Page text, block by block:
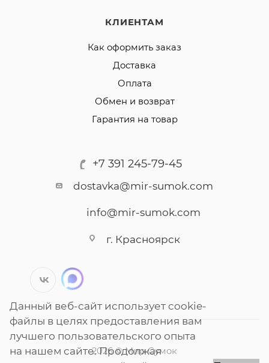
КЛИЕНТАМ
Как оформить заказ
Доставка
Оплата
Обмен и возврат
Гарантия на товар
+7 391 245-79-45
dostavka@mir-sumok.com
info@mir-sumok.com
г. Красноярск
2026 © Мир Сумок
Данный веб-сайт использует cookie-
файлы в целях предоставления вам
лучшего пользовательского опыта
на нашем сайте. Продолжая